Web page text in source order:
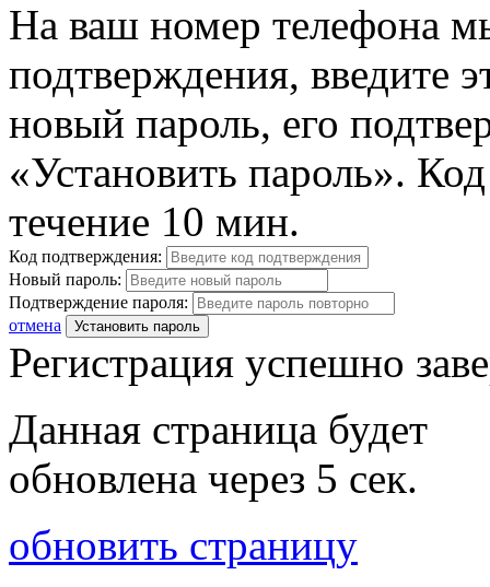
На ваш номер телефона
подтверждения, введите
новый пароль, его
«Установить пароль».
течение 10 мин.
Код подтверждения:
Новый пароль:
Подтверждение пароля:
отмена
Установить пароль
Регистрация успешно
Данная страница будет
обновлена через 5 сек.
обновить страницу